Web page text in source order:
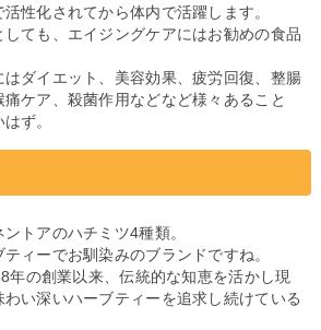
性化されてから体内で活躍します。
ても、エイジングケアにはお勧めの食品
ダイエット、美容効果、疲労回復、整腸
ケア、殺菌作用などなど様々あること
ず。
トアのハチミツ4種類。
ィーでお馴染みのブランドですね。
年の創業以来、伝統的な知恵を活かし現
い深いハーブティーを追求し続けている